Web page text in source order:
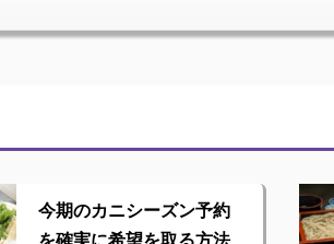
今期のカニシーズン予約